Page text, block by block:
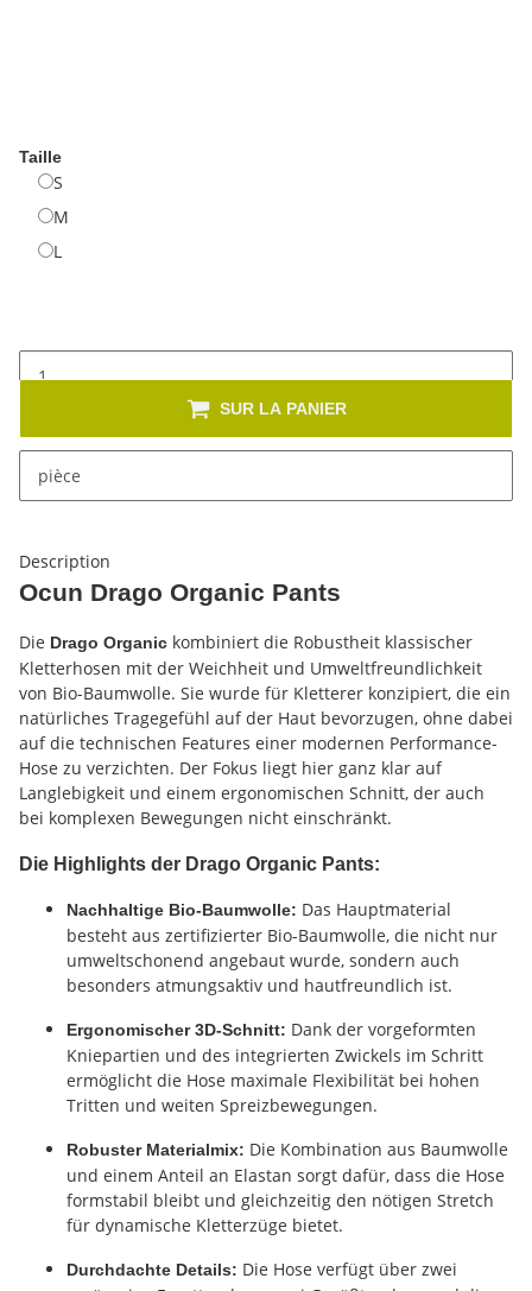
Taille
S
M
L
pièce
SUR LA PANIER
Cet article se décline en plusieurs variantes. Veuillez
sélectionner la variante de votre choix.
Description
Ocun Drago Organic Pants
Die Drago Organic kombiniert die Robustheit klassischer
Kletterhosen mit der Weichheit und Umweltfreundlichkeit
von Bio-Baumwolle. Sie wurde für Kletterer konzipiert, die ein
natürliches Tragegefühl auf der Haut bevorzugen, ohne dabei
auf die technischen Features einer modernen Performance-
Hose zu verzichten. Der Fokus liegt hier ganz klar auf
Langlebigkeit und einem ergonomischen Schnitt, der auch
bei komplexen Bewegungen nicht einschränkt.
Die Highlights der Drago Organic Pants:
Nachhaltige Bio-Baumwolle: Das Hauptmaterial
besteht aus zertifizierter Bio-Baumwolle, die nicht nur
umweltschonend angebaut wurde, sondern auch
besonders atmungsaktiv und hautfreundlich ist.
Ergonomischer 3D-Schnitt: Dank der vorgeformten
Kniepartien und des integrierten Zwickels im Schritt
ermöglicht die Hose maximale Flexibilität bei hohen
Tritten und weiten Spreizbewegungen.
Robuster Materialmix: Die Kombination aus Baumwolle
und einem Anteil an Elastan sorgt dafür, dass die Hose
formstabil bleibt und gleichzeitig den nötigen Stretch
für dynamische Kletterzüge bietet.
Durchdachte Details: Die Hose verfügt über zwei